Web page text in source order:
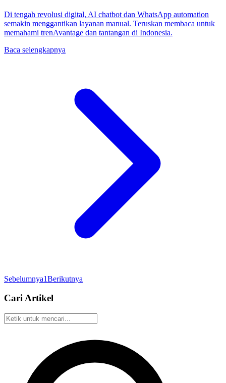
Di tengah revolusi digital, AI chatbot dan WhatsApp automation
semakin menggantikan layanan manual. Teruskan membaca untuk
memahami trenAvantage dan tantangan di Indonesia.
Baca selengkapnya
Sebelumnya1Berikutnya
Cari Artikel